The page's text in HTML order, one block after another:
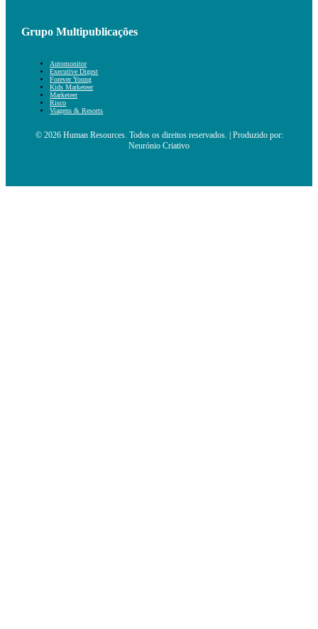
Grupo Multipublicações
Automonitor
Executive Digest
Forever Young
Kids Marketeer
Marketeer
Risco
Viagens & Resorts
© 2026 Human Resources. Todos os direitos reservados. | Produzido por:
Neurónio Criativo